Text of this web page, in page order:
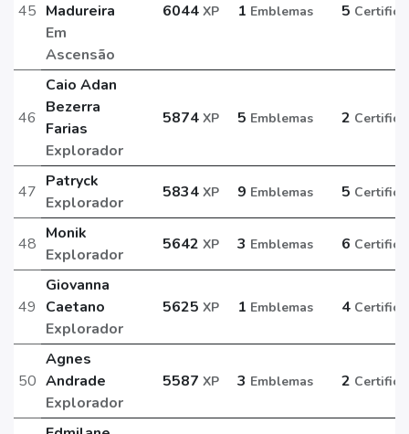
45 Madureira
Em
Ascensão
6044 XP 1 Emblemas 5
46
Caio Adan
Bezerra
Farias
Explorador
5874 XP 5 Emblemas 2
47
Patryck
Explorador
5834 XP 9 Emblemas 5
48
Monik
Explorador
5642 XP 3 Emblemas 6
49
Giovanna
Caetano
Explorador
5625 XP 1 Emblemas 4
50
Agnes
Andrade
Explorador
5587 XP 3 Emblemas 2